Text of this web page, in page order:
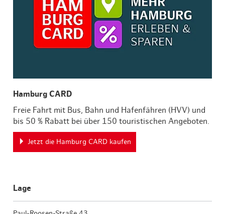
Hamburg CARD
Freie Fahrt mit Bus, Bahn und Hafenfähren (HVV) und
bis 50 % Rabatt bei über 150 touristischen Angeboten.
Jetzt die Hamburg CARD kaufen
Lage